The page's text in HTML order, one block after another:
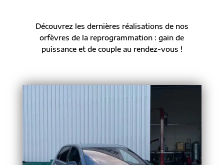
Découvrez les dernières réalisations de nos
orfèvres de la reprogrammation : gain de
puissance et de couple au rendez-vous !